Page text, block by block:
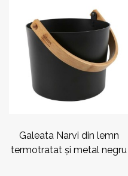
Galeata Narvi din lemn
termotratat și metal negru